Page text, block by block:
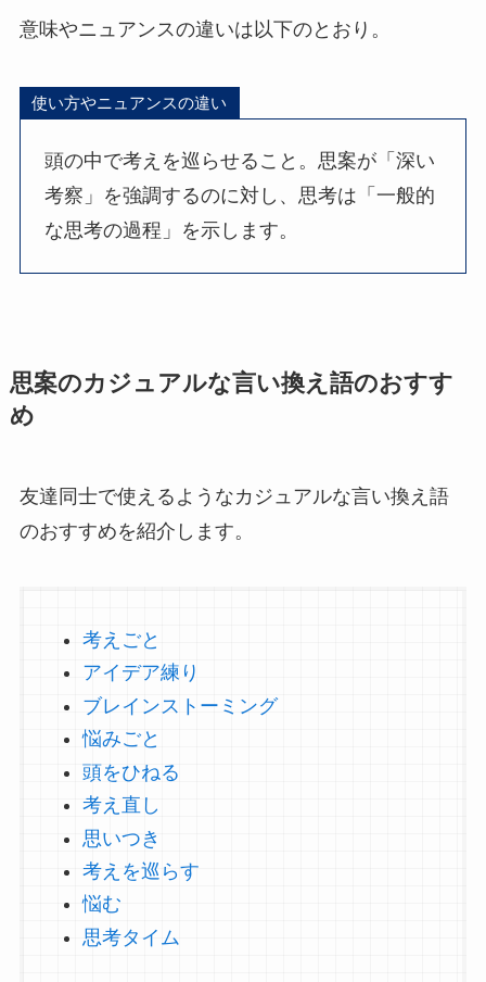
意味やニュアンスの違いは以下のとおり。
使い方やニュアンスの違い
頭の中で考えを巡らせること。思案が「深い
考察」を強調するのに対し、思考は「一般的
な思考の過程」を示します。
思案のカジュアルな言い換え語のおすす
め
友達同士で使えるようなカジュアルな言い換え語
のおすすめを紹介します。
考えごと
アイデア練り
ブレインストーミング
悩みごと
頭をひねる
考え直し
思いつき
考えを巡らす
悩む
思考タイム